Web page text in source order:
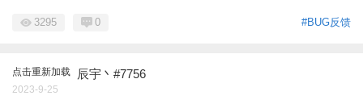
#BUG反馈
3295 0
点击重新加载 辰宇丶#7756
2023-9-25